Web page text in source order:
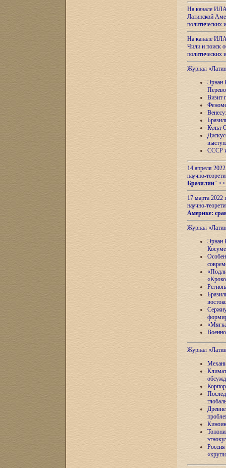
На канале
Латинской
На канале
Чили и поиск
Журнал
Эрнан
Визит
Культ
СССР и
14 апреля
научно-
Бразилии"
17 марта 2022
научно-
Америке:
Журнал
Эрнан
Журнал